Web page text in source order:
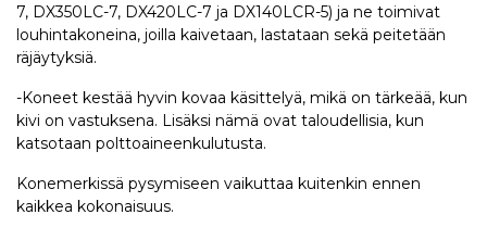
7, DX350LC-7, DX420LC-7 ja DX140LCR-5) ja ne toimivat
louhintakoneina, joilla kaivetaan, lastataan sekä peitetään
räjäytyksiä.
-Koneet kestää hyvin kovaa käsittelyä, mikä on tärkeää, kun
kivi on vastuksena. Lisäksi nämä ovat taloudellisia, kun
katsotaan polttoaineenkulutusta.
Konemerkissä pysymiseen vaikuttaa kuitenkin ennen
kaikkea kokonaisuus.